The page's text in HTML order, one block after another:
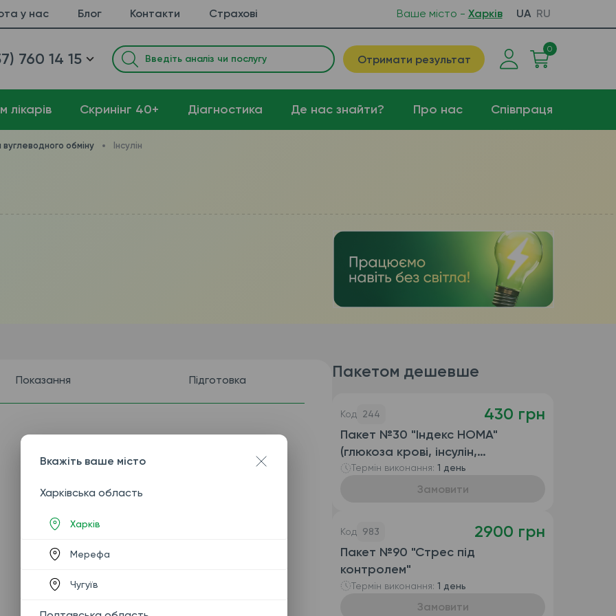
у нас Блог Контакти Страхові Ваше місто - Харків UA RU
760 14 15 Отримати результат
0
лікарів Cкринінг 40+ Діагностика Де нас знайти? Про нас Співпраця
обміну Інсулін
Показання Підготовка Пакетом дешевше
Код 244 430 грн
Пакет №30 "Індекс HOMA"
(глюкоза крові, інсулін,
розрахунок індекса HOMA)
Термін виконання: 1 день
Замовити
Код 983 2900 грн
Пакет №90 "Стрес під
контролем"
Термін виконання: 1 день
Замовити
Вкажіть ваше місто
Харківська область
Харків
Мерефа
Чугуїв